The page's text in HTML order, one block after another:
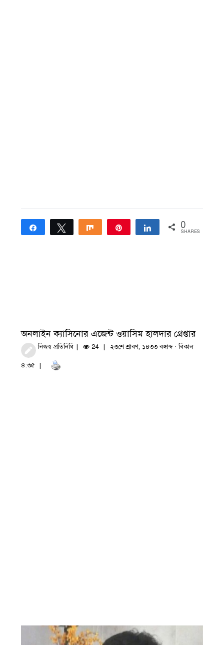
Share Tweet Share Share 0
SHARES
অনলাইন ক্যাসিনোর এজেন্ট ওয়াসিম হালদার গ্রেপ্তার
নিজস্ব প্রতিনিধি 24 ২৩শে শ্রাবণ, ১৪৩৩ বঙ্গাব্দ · বিকাল
৪:৩৫